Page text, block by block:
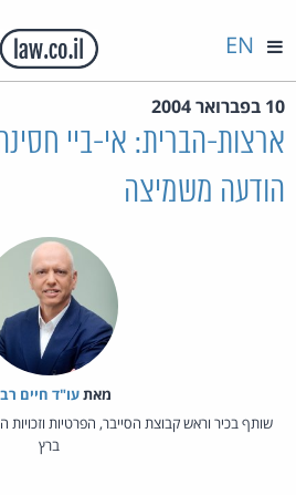
EN
10 בפברואר 2004
ארצות-הברית: אי-ביי
הודעה משמיצה
מאת‏עו"ד חיים
שותף בכיר וראש קבוצת הסייבר, הפרטיות
ברץ